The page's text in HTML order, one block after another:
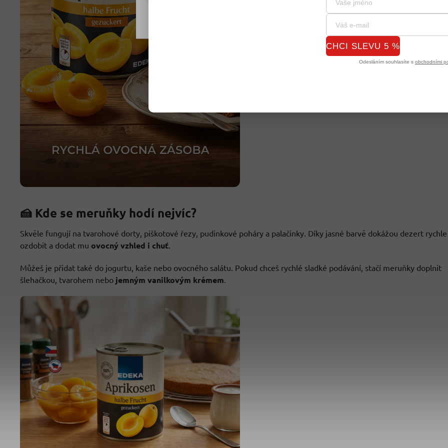
🍰 Kde se meruňky hodí nejvíc?
Skvěle fungují na tvarohové dorty, piškotové řezy, pudinkové poháry a palačinky. Díky jasné barvě dokážou dezert rychle
ozdobit a dodat mu ovocný vzhled i chuť.
Můžeš je přidat také do jogurtu, kaše nebo ovocného salátu. Pokud chceš rychlé sladké podávání, stačí meruňky doplnit
šlehačkou, tvarohem nebo jemným vanilkovým krémem
CHCI SLEVU 5 %
Odesláním souhlasíte s obchodními